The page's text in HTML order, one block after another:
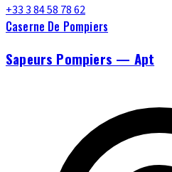
+33 3 84 58 78 62
Caserne De Pompiers
Sapeurs Pompiers — Apt